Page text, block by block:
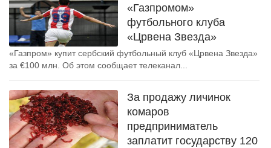
«Газпромом»
футбольного клуба
«Црвена Звезда»
«Газпром» купит сербский футбольный клуб «Црвена Звезда»
за €100 млн. Об этом сообщает телеканал...
За продажу личинок
комаров
предприниматель
заплатит государству 120